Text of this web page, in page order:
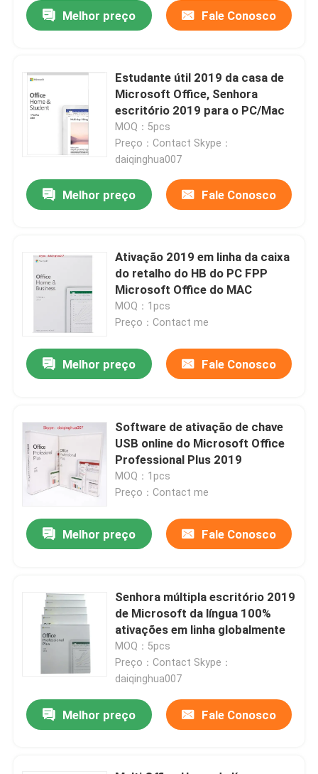
Produtos
Melhor preço Fale Conosco
Estudante útil 2019 da casa de
Microsoft Office, Senhora
escritório 2019 para o PC/Mac
MOQ：5pcs
Preço：Contact Skype：
daiqinghua007
Melhor preço Fale Conosco
Ativação 2019 em linha da caixa
do retalho do HB do PC FPP
Microsoft Office do MAC
MOQ：1pcs
Preço：Contact me
Melhor preço Fale Conosco
Software de ativação de chave
USB online do Microsoft Office
Professional Plus 2019
MOQ：1pcs
Preço：Contact me
Melhor preço Fale Conosco
Senhora múltipla escritório 2019
de Microsoft da língua 100%
ativações em linha globalmente
MOQ：5pcs
Preço：Contact Skype：
daiqinghua007
Melhor preço Fale Conosco